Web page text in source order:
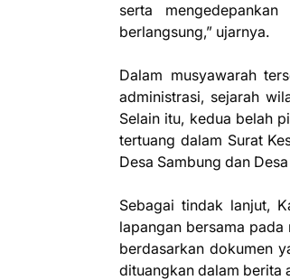
serta
berlangsung,” ujarnya.
Dalam musyawarah
administrasi, sejarah
Selain itu, kedua belah
tertuang dalam Surat
Desa Sambung dan
Sebagai tindak lanjut,
lapangan bersama
berdasarkan dokumen
dituangkan dalam berita